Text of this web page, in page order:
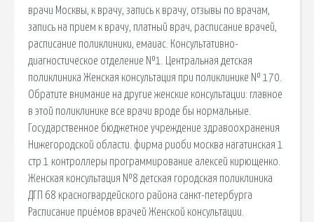
врачи Москвы, к врачу, запись к врачу, отзывы по врачам,
запись на прием к врачу, платный врач, расписание врачей,
расписание поликлиники, емаиас. Консультативно-
диагностическое отделение №1. Центральная детская
поликлиника Женская консультация при поликлинике № 170.
Обратите внимание на другие женские консультации: главное
в этой поликлинике все врачи вроде бы нормальные.
Государственное бюджетное учреждение здравоохранения
Нижегородской области. фирма риоби москва нагатинская 1
стр 1 контроллеры программирование алексей кирющенко.
Женская консультация №8 детская городская поликлиника
ДГП 68 красногвардейского района санкт-петербурга
Расписание приёмов врачей Женской консультации.